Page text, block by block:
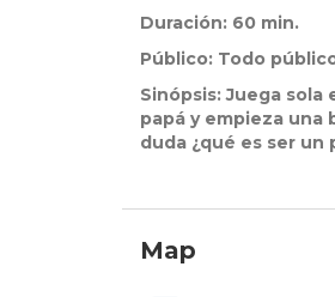
Duración: 60 min.
Público: Todo
Sinópsis:Juega sola
papá y empieza una
duda ¿qué es ser un
Map